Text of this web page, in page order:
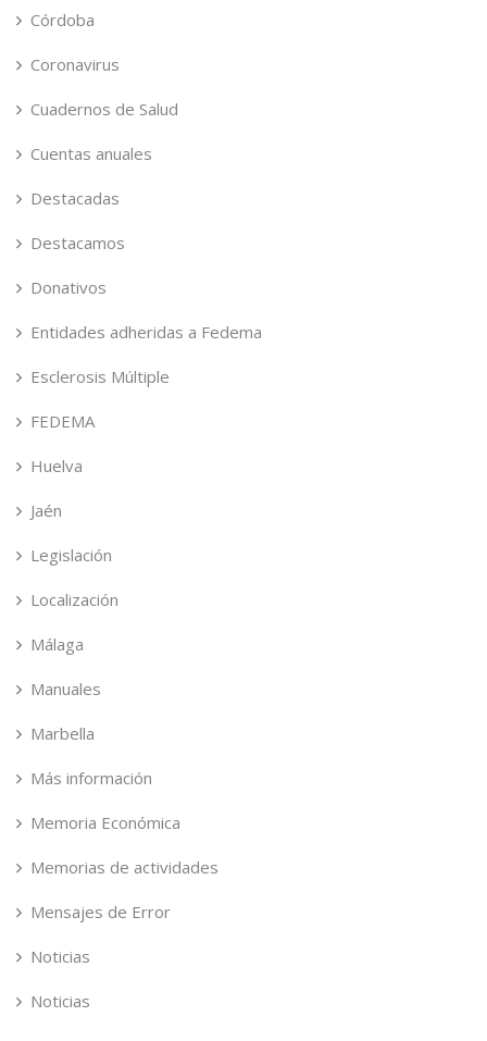
Córdoba
Coronavirus
Cuadernos de Salud
Cuentas anuales
Destacadas
Destacamos
Donativos
Entidades adheridas a Fedema
Esclerosis Múltiple
FEDEMA
Huelva
Jaén
Legislación
Localización
Málaga
Manuales
Marbella
Más información
Memoria Económica
Memorias de actividades
Mensajes de Error
Noticias
Noticias